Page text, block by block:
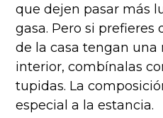
que dejen pasar más
gasa. Pero si prefieres
de la casa tengan una
interior, combínalas
tupidas. La
especial a la estancia.